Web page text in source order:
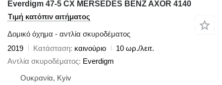
Everdigm 47-5 CX MERSEDES BENZ AXOR 4140
Τιμή κατόπιν αιτήματος
Δομικό όχημα - αντλία σκυροδέματος
2019
Κατάσταση καινούριο
10 ωρ./λειτ.
Αντλία σκυροδέματος Everdigm
Ουκρανία, Kyiv